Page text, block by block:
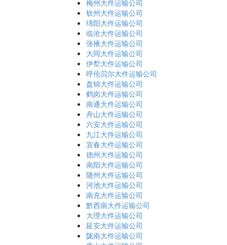
梅州大件运输公司
钦州大件运输公司
绵阳大件运输公司
临沧大件运输公司
张掖大件运输公司
大同大件运输公司
伊犁大件运输公司
呼伦贝尔大件运输公司
盘锦大件运输公司
鹤岗大件运输公司
南通大件运输公司
舟山大件运输公司
六安大件运输公司
九江大件运输公司
宜春大件运输公司
德州大件运输公司
南阳大件运输公司
随州大件运输公司
河池大件运输公司
南充大件运输公司
黔西南大件运输公司
大理大件运输公司
延安大件运输公司
陇南大件运输公司